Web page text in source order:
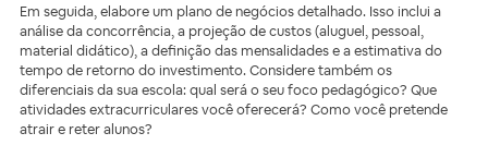
Em seguida, elabore um plano de negócios detalhado. Isso inclui a
análise da concorrência, a projeção de custos (aluguel, pessoal,
material didático), a definição das mensalidades e a estimativa do
tempo de retorno do investimento. Considere também os
diferenciais da sua escola: qual será o seu foco pedagógico? Que
atividades extracurriculares você oferecerá? Como você pretende
atrair e reter alunos?